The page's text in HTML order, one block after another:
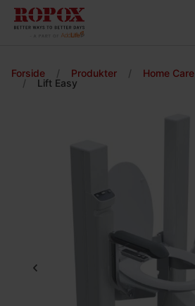
Forside / Produkter / Home Care
/
Lift Easy